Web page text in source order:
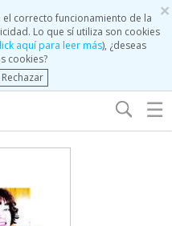
×
correcto funcionamiento de la
Lo que sí utiliza son cookies
aquí para leer más), ¿deseas
cookies?
Rechazar
☰